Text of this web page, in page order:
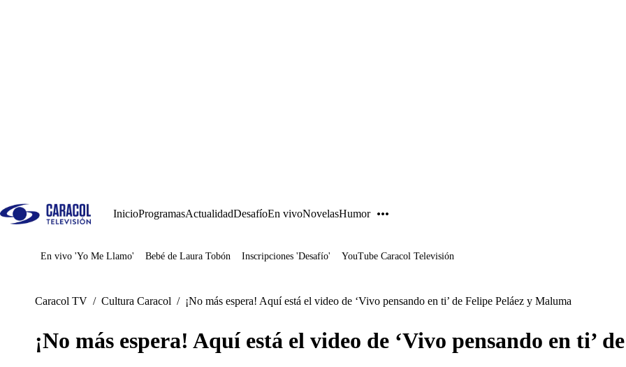
InicioProgramasActualidadDesafíoEn vivoNovelasHumor
Juegos
En vivo 'Yo Me Llamo' Bebé de Laura Tobón Inscripciones 'Desafío' YouTube Caracol Televisión
Caracol TV / Cultura Caracol / ¡No más espera! Aquí está el video de ‘Vivo pensando en ti’ de Felipe Peláez y Maluma
¡No más espera! Aquí está el video de ‘Vivo pensando en ti’